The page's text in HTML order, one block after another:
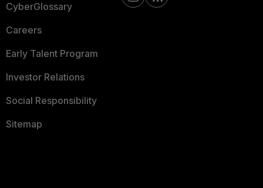
CyberGlossary
Careers
Early Talent Program
Investor Relations
Social Responsibility
Sitemap